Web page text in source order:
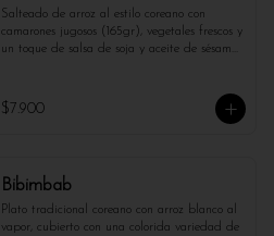
Salteado de arroz al estilo coreano con
camarones jugosos (165gr), vegetales frescos y
un toque de salsa de soja y aceite de sésamo.
un toque asiático.
$7.900
Bibimbab
Plato tradicional coreano con arroz blanco al
vapor, cubierto con una colorida variedad de